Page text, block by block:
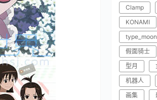
Clamp
KONAMI
type_moon
假面骑士
型月
机器人
画集